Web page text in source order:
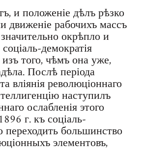
и положеніе дѣлъ рѣзко
движеніе рабочихъ массъ
окрѣпло и
демократія
того, чѣмъ она уже,
Послѣ періода
вліянія революціоннаго
наступилъ
ослабленія этого
г. къ соціаль-
переходить большинство
элементовъ,